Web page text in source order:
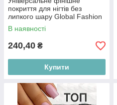
покриття для нігтів без
липкого шару Global Fashion
TOP-Алмазний, 12 млл
В наявності
240,40 ₴
Купити